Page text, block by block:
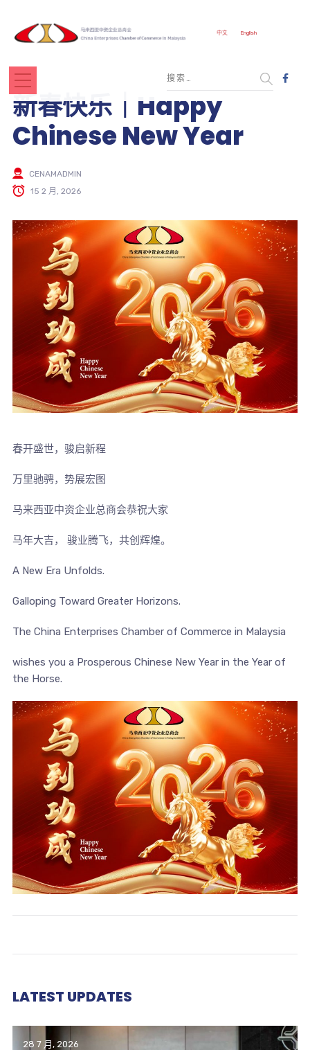
中文 English
新春快乐｜Happy
Chinese New Year
CENAMADMIN
15 2 月, 2026
春开盛世，骏启新程
万里驰骋，势展宏图
马来西亚中资企业总商会恭祝大家
马年大吉， 骏业腾飞，共创辉煌。
A New Era Unfolds.
Galloping Toward Greater Horizons.
The China Enterprises Chamber of Commerce in Malaysia
wishes you a Prosperous Chinese New Year in the Year of
the Horse.
LATEST UPDATES
28 7 月, 2026